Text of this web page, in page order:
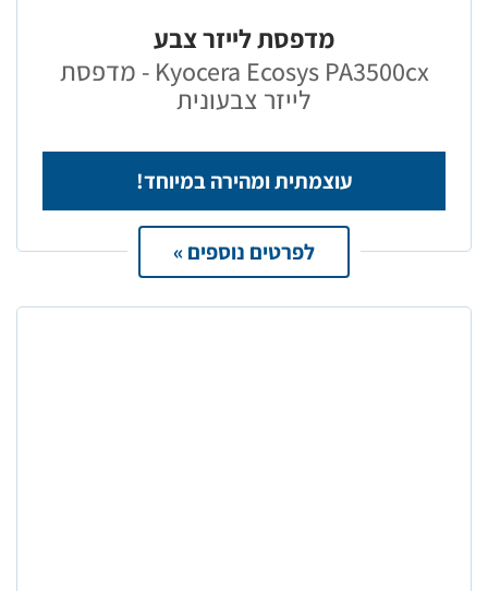
מדפסת לייזר צבע
Kyocera Ecosys PA3500cx - מדפסת
לייזר צבעונית
עוצמתית ומהירה במיוחד!
לפרטים נוספים »